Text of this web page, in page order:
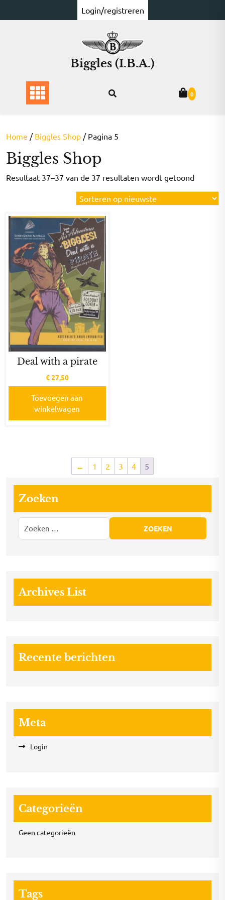
naar
Login/registreren
Biggles (I.B.A.)
0
Home / Biggles Shop / Pagina 5
Biggles Shop
Resultaat 37–37 van de 37 resultaten wordt getoond
op
Deal with a pirate
€27,50
Toevoegen aan
winkelwagen
← 1 2 3 4 5
Zoeken
Archives List
Recente berichten
Meta
Login
Categorieën
Geen categorieën
Tags